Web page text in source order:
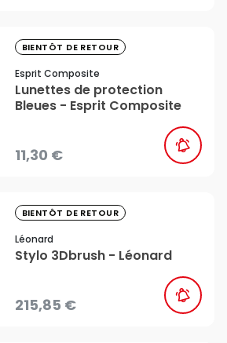
BIENTÔT DE RETOUR
Esprit Composite
Lunettes de protection
Bleues - Esprit Composite
11,30 €
BIENTÔT DE RETOUR
Léonard
Stylo 3Dbrush - Léonard
215,85 €